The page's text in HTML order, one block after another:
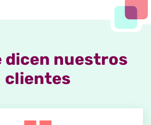
dicen nuestros
clientes